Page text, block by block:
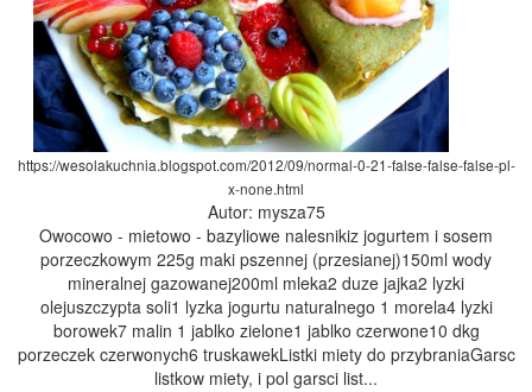
https://wesolakuchnia.blogspot.com/2012/09/normal-0-21-false-false-false-pl-
x-none.html
Autor: mysza75
Owocowo - mietowo - bazyliowe nalesnikiz jogurtem i sosem
porzeczkowym 225g maki pszennej (przesianej)150ml wody
mineralnej gazowanej200ml mleka2 duze jajka2 lyzki
olejuszczypta soli1 lyzka jogurtu naturalnego 1 morela4 lyzki
borowek7 malin 1 jablko zielone1 jablko czerwone10 dkg
porzeczek czerwonych6 truskawekListki miety do przybraniaGarsc
listkow miety, i pol garsci list...